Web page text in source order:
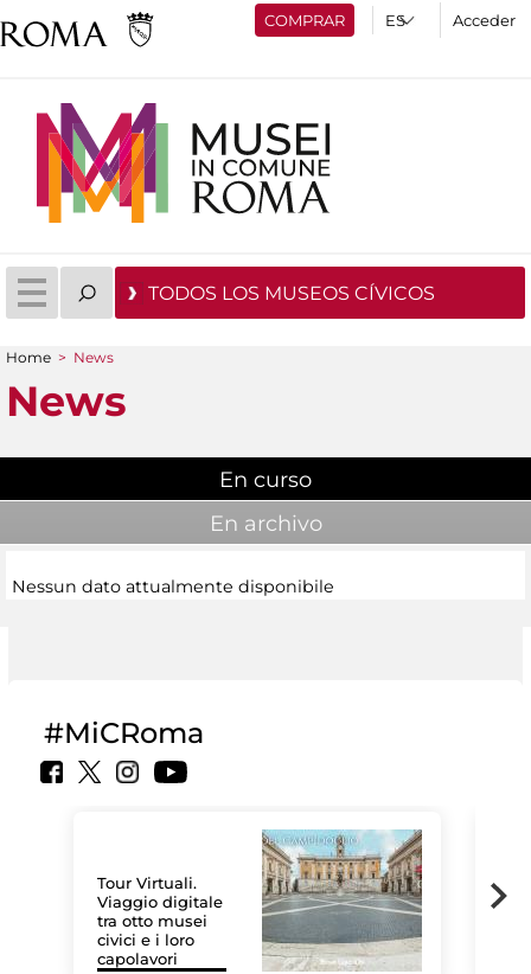
COMPRAR Acceder
TODOS LOS MUSEOS CÍVICOS
You are here
Home > News
News
En curso
En archivo
Nessun dato attualmente disponibile
#MiCRoma
Tour Virtuali.
Viaggio digitale
tra otto musei
civici e i loro
capolavori